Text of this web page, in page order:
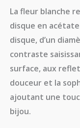
​La fleur blanche
disque en
disque, d’un
contraste
surface, aux
douceur et la
ajoutant une
bijou.